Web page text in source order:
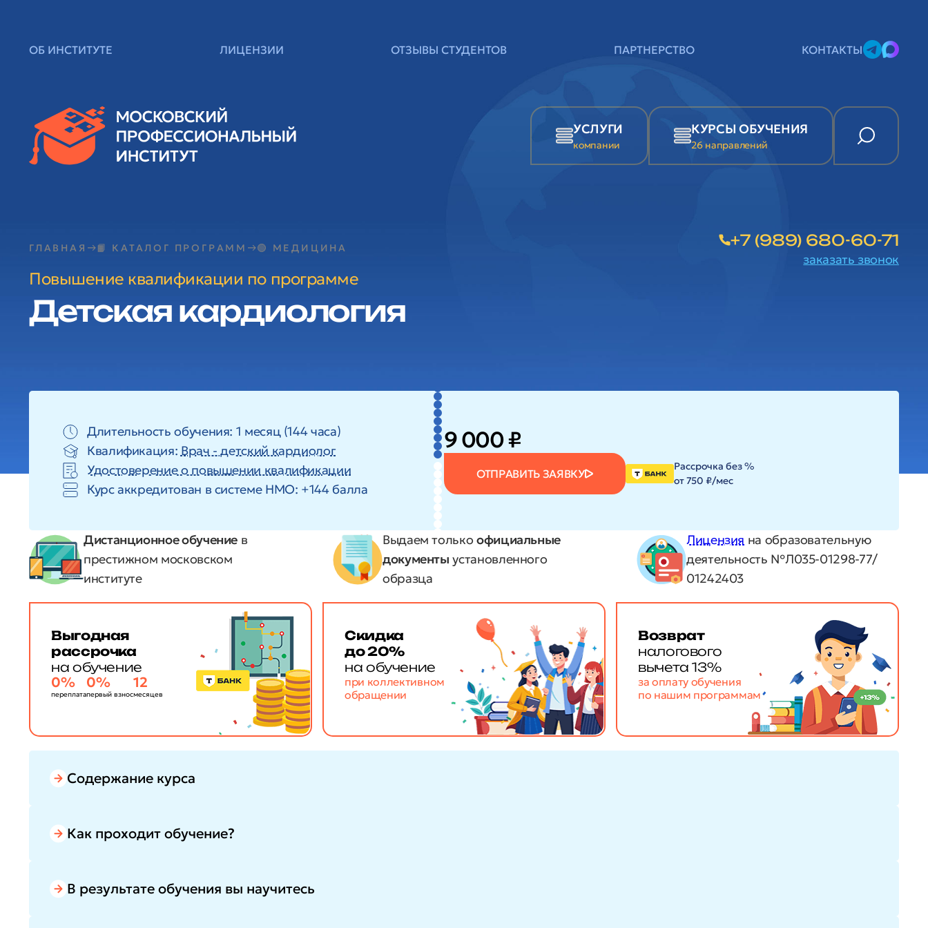
ОБ ИНСТИТУТЕ ЛИЦЕНЗИИ ОТЗЫВЫ СТУДЕНТОВ ПАРТНЕРСТВО КОНТАКТЫ
УСЛУГИ
компании
КУРСЫ ОБУЧЕНИЯ
26 направлений
ГЛАВНАЯ 📙 КАТАЛОГ ПРОГРАММ 🟢 МЕДИЦИНА +7 (989) 680-60-71
заказать звонок
Повышение квалификации по программе
Детская кардиология
Длительность обучения: 1 месяц (144 часа)
Квалификация: Врач - детский кардиолог
Удостоверение о повышении квалификации
Курс аккредитован в системе HMO: +144 балла
9 000 ₽
ОТПРАВИТЬ ЗАЯВКУ
Рассрочка без %
от 750 ₽/мес
Дистанционное обучение в
престижном московском
институте
Выдаем только официальные
документы установленного
образца
Лицензия на образовательную
деятельность №Л035-01298-77/
01242403
Выгодная
рассрочка
на обучение
0%
переплата
0%
первый взнос
12
месяцев
Скидка
до 20%
на обучение
при коллективном
обращении
Возврат
налогового
вычета 13%
за оплату обучения
по нашим программам
Содержание курса
Как проходит обучение?
В результате обучения вы научитесь